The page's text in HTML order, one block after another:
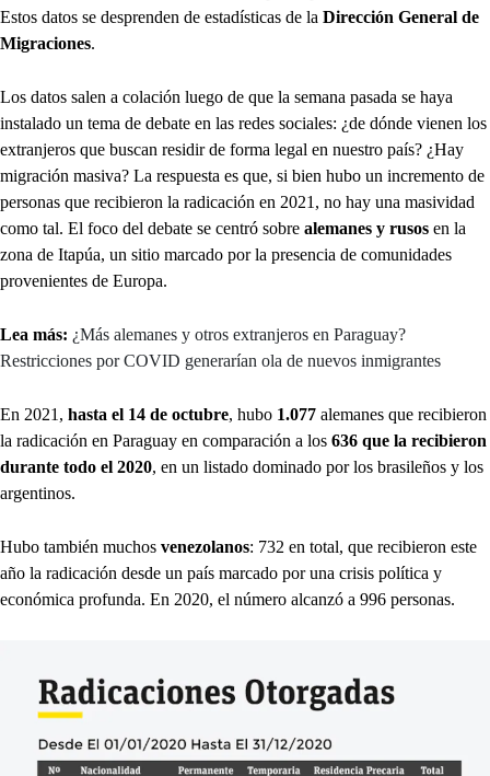
Estos datos se desprenden de estadísticas de la Dirección General de
Migraciones.
Los datos salen a colación luego de que la semana pasada se haya
instalado un tema de debate en las redes sociales: ¿de dónde vienen los
extranjeros que buscan residir de forma legal en nuestro país? ¿Hay
migración masiva? La respuesta es que, si bien hubo un incremento de
personas que recibieron la radicación en 2021, no hay una masividad
como tal. El foco del debate se centró sobre alemanes y rusos en la
zona de Itapúa, un sitio marcado por la presencia de comunidades
provenientes de Europa.
Lea más: ¿Más alemanes y otros extranjeros en Paraguay?
Restricciones por COVID generarían ola de nuevos inmigrantes
En 2021, hasta el 14 de octubre, hubo 1.077 alemanes que recibieron
la radicación en Paraguay en comparación a los 636 que la recibieron
durante todo el 2020, en un listado dominado por los brasileños y los
argentinos.
Hubo también muchos venezolanos: 732 en total, que recibieron este
año la radicación desde un país marcado por una crisis política y
económica profunda. En 2020, el número alcanzó a 996 personas.